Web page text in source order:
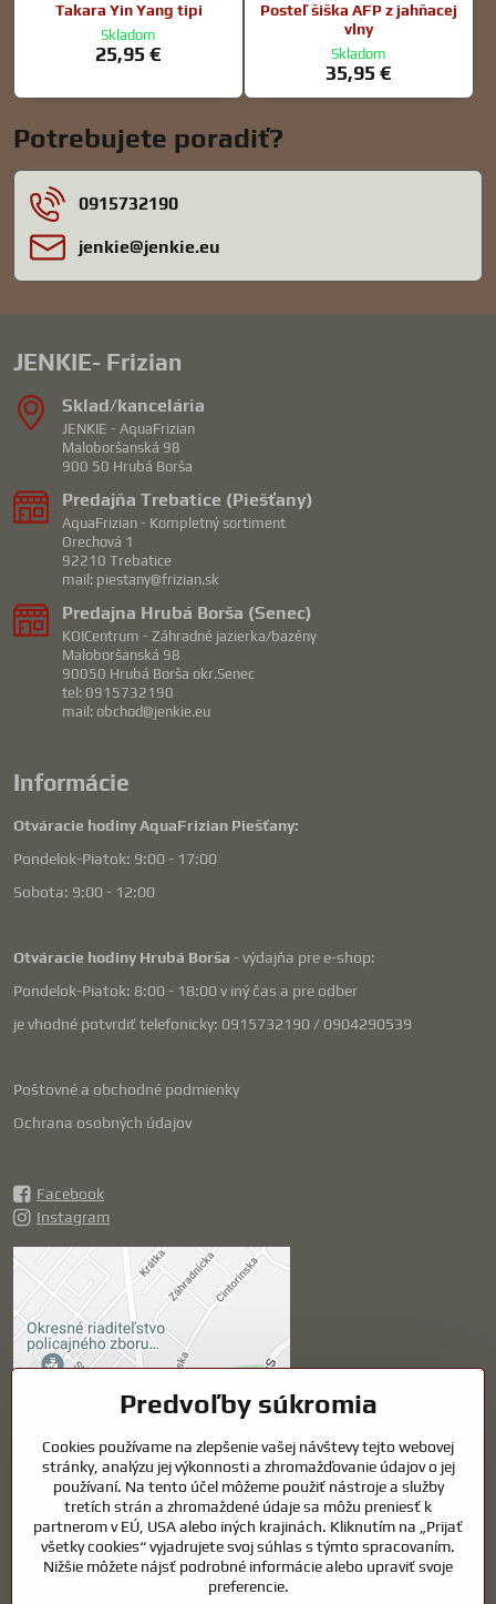
Takara Yin Yang tipi
Skladom
25,95 €
Posteľ šiška AFP z jahňacej
vlny
Skladom
35,95 €
Potrebujete poradiť?
0915732190
jenkie​@jenkie​.eu
JENKIE- Frizian
Sklad/kancelária
JENKIE - AquaFrizian
Maloboršanská 98
900 50 Hrubá Borša
Predajňa Trebatice (Piešťany)
AquaFrizian - Kompletný sortiment
Orechová 1
92210 Trebatice
mail: piestany@frizian.sk
Predajna Hrubá Borša (Senec)
KOICentrum - Záhradné jazierka/bazény
Maloboršanská 98
90050 Hrubá Borša okr.Senec
tel: 0915732190
mail: obchod@jenkie.eu
Informácie
Otváracie hodiny AquaFrizian Piešťany:
Pondelok-Piatok: 9:00 - 17:00
Sobota: 9:00 - 12:00
Otváracie hodiny Hrubá Borša - výdajňa pre e-shop:
Pondelok-Piatok: 8:00 - 18:00 v iný čas a pre odber
je vhodné potvrdiť telefonicky: 0915732190 / 0904290539
Poštovné a obchodné podmienky
Ochrana osobných údajov
Facebook
Instagram
Externý obsah je
blokovaný Voľbami
súkromia
Prajete si načítať externý obsah?
Povoliť tentokrát
Povoliť a zapamätať -
súhlas s druhom cookie:
Funkčné
Otvoriť obsah v novom okne
Predvoľby súkromia
Cookies používame na zlepšenie vašej návštevy tejto webovej
stránky, analýzu jej výkonnosti a zhromažďovanie údajov o jej
používaní. Na tento účel môžeme použiť nástroje a služby
tretích strán a zhromaždené údaje sa môžu preniesť k
partnerom v EÚ, USA alebo iných krajinách. Kliknutím na „Prijať
všetky cookies“ vyjadrujete svoj súhlas s týmto spracovaním.
Nižšie môžete nájsť podrobné informácie alebo upraviť svoje
preferencie.